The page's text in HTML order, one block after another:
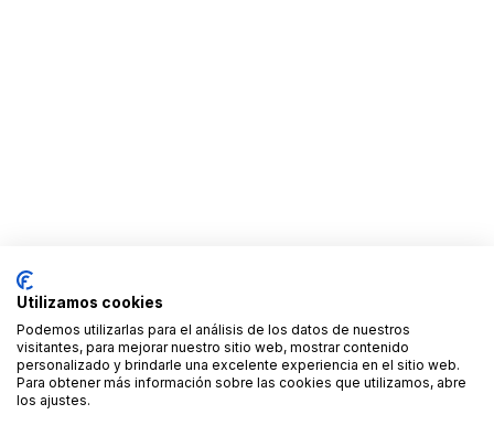
Utilizamos cookies
Podemos utilizarlas para el análisis de los datos de nuestros
visitantes, para mejorar nuestro sitio web, mostrar contenido
personalizado y brindarle una excelente experiencia en el sitio web.
Para obtener más información sobre las cookies que utilizamos, abre
los ajustes.